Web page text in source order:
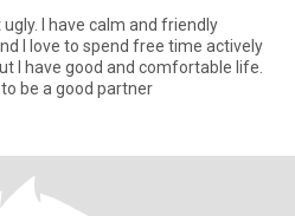
I have calm and friendly
I love to spend free time actively
I have good and comfortable life.
be a good partner